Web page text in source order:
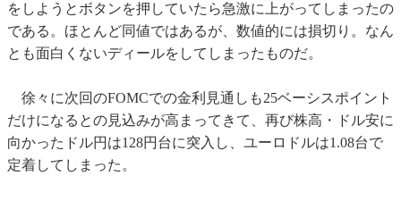
をしようとボタンを押していたら急激に上がってしまったの
である。ほとんど同値ではあるが、数値的には損切り。なん
とも面白くないディールをしてしまったものだ。
徐々に次回のFOMCでの金利見通しも25ベーシスポイント
だけになるとの見込みが高まってきて、再び株高・ドル安に
向かったドル円は128円台に突入し、ユーロドルは1.08台で
定着してしまった。